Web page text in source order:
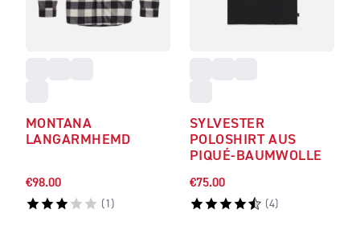
MONTANA
LANGARMHEMD
€98.00
( 1 )
SYLVESTER
POLOSHIRT AUS
PIQUÉ-BAUMWOLLE
€75.00
(4)